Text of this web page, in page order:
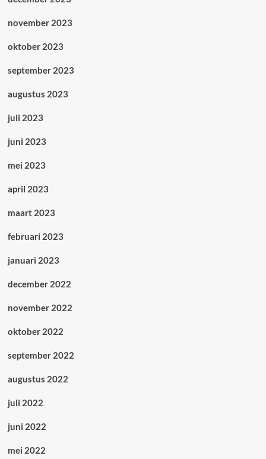
november 2023
oktober 2023
september 2023
augustus 2023
juli 2023
juni 2023
mei 2023
april 2023
maart 2023
februari 2023
januari 2023
december 2022
november 2022
oktober 2022
september 2022
augustus 2022
juli 2022
juni 2022
mei 2022